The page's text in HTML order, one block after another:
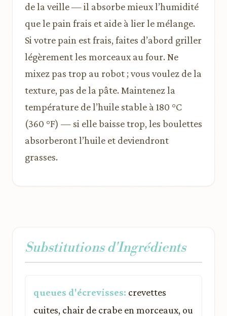
de la veille — il absorbe mieux l’humidité
que le pain frais et aide à lier le mélange.
Si votre pain est frais, faites d’abord griller
légèrement les morceaux au four. Ne
mixez pas trop au robot ; vous voulez de la
texture, pas de la pâte. Maintenez la
température de l’huile stable à 180 °C
(360 °F) — si elle baisse trop, les boulettes
absorberont l’huile et deviendront
grasses.
Substitutions d'Ingrédients
queues d'écrevisses: crevettes
cuites, chair de crabe en morceaux, ou